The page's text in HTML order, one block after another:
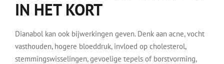
IN HET KORT
Dianabol kan ook bijwerkingen geven. Denk aan acne, vocht
vasthouden, hogere bloeddruk, invloed op cholesterol,
stemmingswisselingen, gevoelige tepels of borstvorming,